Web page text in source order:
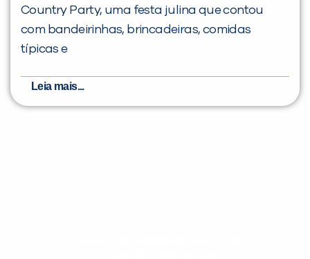
Country Party, uma festa julina que contou
com bandeirinhas, brincadeiras, comidas
típicas e
Leia mais...